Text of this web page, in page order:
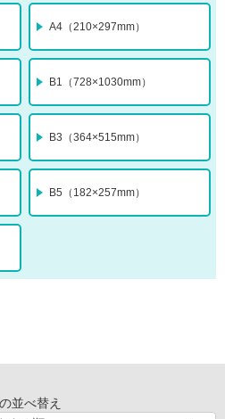
A4（210×297mm）
B1（728×1030mm）
B3（364×515mm）
B5（182×257mm）
並べ替え